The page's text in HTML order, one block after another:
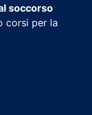
soccorso
corsi per la